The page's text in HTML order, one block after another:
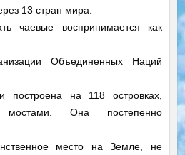
13 стран мира.
чаевые воспринимается как
Объединенных Наций
на 118 островках,
мостами. Она постепенно
место на Земле, не